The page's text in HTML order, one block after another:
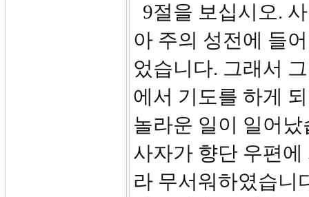
9절을 보십시오.
아 주의 성전에 들
었습니다. 그래서
에서 기도를 하게
놀라운 일이 일어
사자가 향단 우편
라 무서워하였습니